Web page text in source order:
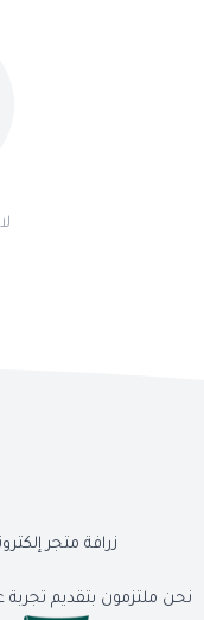
زرافة متجر
نحن ملتزمون بتقديم تجربة